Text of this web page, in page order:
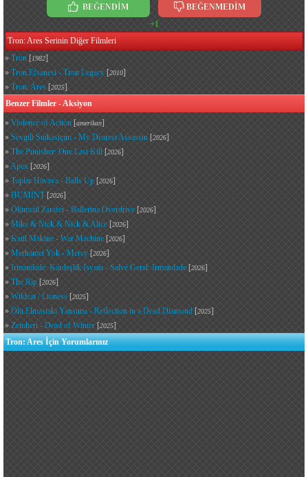
BEĞENDİM
BEĞENMEDİM
+1
Tron: Ares Serinin Diğer Filmleri
» Tron [1982]
» Tron Efsanesi - Tron Legacy [2010]
» Tron: Ares [2025]
Benzer Filmler - Aksiyon
» Violence of Action [amerikan]
» Sevgili Suikastçım - My Dearest Assassin [2026]
» The Punisher: One Last Kill [2026]
»Apex [2026]
» Toplar Havaya - Balls Up [2026]
» HUMINT[2026]
» Ölümcül Zarafet - Ballerina Overdrive [2026]
» Mike & Nick & Nick & Alice [2026]
» Katil Makine - War Machine [2026]
» Merhamet Yok - Mercy [2026]
» Irmandade: Kardeşlik İsyanı - Salve Geral: Irmandade [2026]
» The Rip [2026]
» Wildcat / Lioness [2025]
» Ölü Elmastaki Yansıma - Reflection in a Dead Diamond [2025]
» Zemheri - Dead of Winter [2025]
Tron: Ares İçin Yorumlarınız